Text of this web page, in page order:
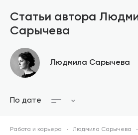
Статьи автора
Сарычева
Людмила Сарычева
По дате
Работа и карьера Людмила Сарычева